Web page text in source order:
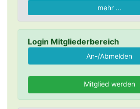
mehr ...
Login Mitgliederbereich
Mitglied werden